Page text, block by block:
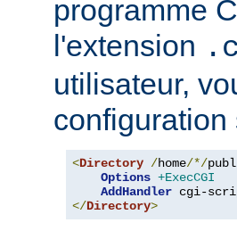
programme
l'extension
utilisateur,
configuration
<Directory /home/*/
Options +ExecCGI
AddHandler cgi-
</Directory>